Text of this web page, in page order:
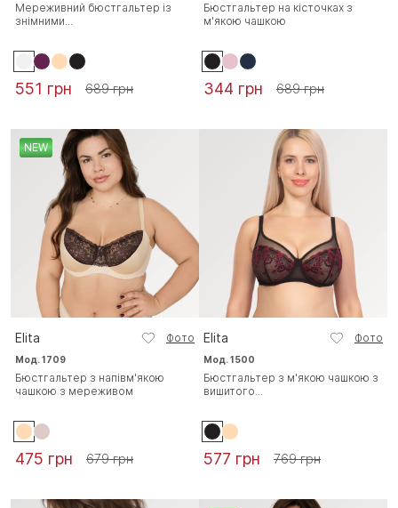
Мереживний бюстгальтер із
знімними...
551 грн 689 грн
Бюстгальтер на кісточках з
м'якою чашкою
344 грн 689 грн
NEW
Elita Фото
Мод. 1709
Бюстгальтер з напівм'якою
чашкою з мереживом
475 грн 679 грн
Elita Фото
Мод. 1500
Бюстгальтер з м'якою чашкою з
вишитого...
577 грн 769 грн